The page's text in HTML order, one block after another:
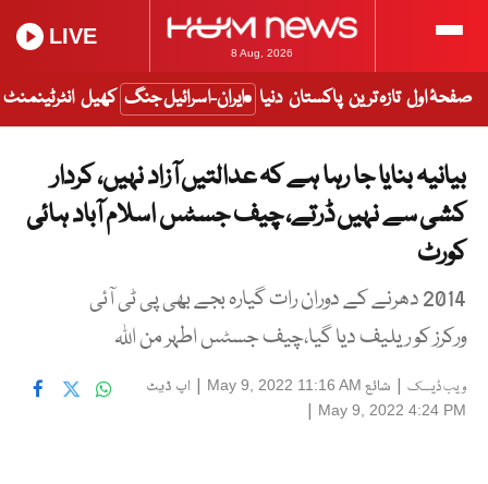
8 Aug, 2026
LIVE
صفحۂ اول تازہ ترین پاکستان دنیا ایران-اسرائیل جنگ کھیل انٹرٹینمنٹ
بیانیہ بنایا جا رہا ہے کہ عدالتیں آزاد نہیں، کردار
کشی سے نہیں ڈرتے، چیف جسٹس اسلام آباد ہائی
کورٹ
2014 دھرنے کے دوران رات گیارہ بجے بھی پی ٹی آئی
ورکرز کو ریلیف دیا گیا،چیف جسٹس اطہر من اللہ
ویب ڈیسک | شائع May 9, 2022 11:16 AM
| اپ ڈیٹ
May 9, 2022 4:24 PM
|